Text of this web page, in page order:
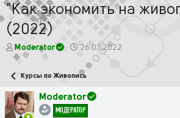
"Как экономить на
(2022)
А
в
о
р
т
е
Moderator
Д
т
а
а
ч
26.03.2022
Курсы по Живопись
Moderator
МОДЕРАТОР